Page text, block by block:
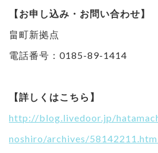
【お申し込み・お問い合わせ】
畠町新拠点
電話番号：0185-89-1414
【詳しくはこちら】
http://blog.livedoor.jp/
noshiro/archives/